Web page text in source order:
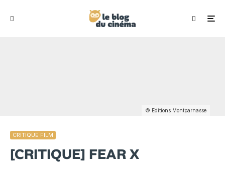
© Editions Montparnasse
CRITIQUE FILM
[CRITIQUE] FEAR X